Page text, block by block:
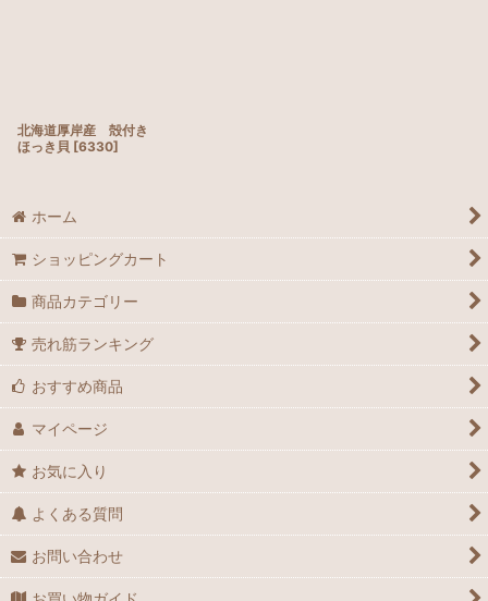
北海道厚岸産 殻付き
ほっき貝 [6330]
ホーム
ショッピングカート
商品カテゴリー
売れ筋ランキング
おすすめ商品
マイページ
お気に入り
よくある質問
お問い合わせ